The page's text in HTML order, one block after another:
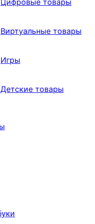
Цифровые товары
Виртуальные товары
Игры
Детские товары